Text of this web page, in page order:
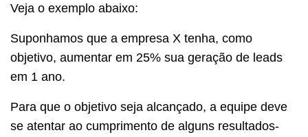
Veja o exemplo abaixo:
Suponhamos que a empresa X tenha, como
objetivo, aumentar em 25% sua geração de leads
em 1 ano.
Para que o objetivo seja alcançado, a equipe deve
se atentar ao cumprimento de alguns resultados-